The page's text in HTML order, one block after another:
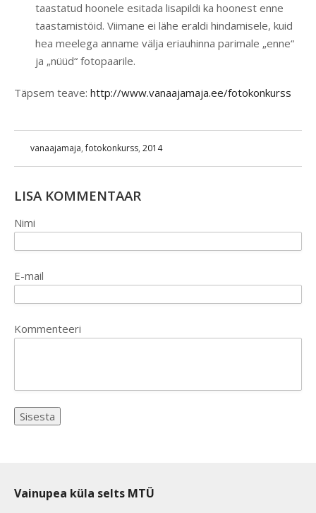
taastatud hoonele esitada lisapildi ka hoonest enne
taastamistöid. Viimane ei lähe eraldi hindamisele, kuid
hea meelega anname välja eriauhinna parimale „enne“
ja „nüüd“ fotopaarile.
Täpsem teave: http://www.vanaajamaja.ee/fotokonkurss
vanaajamaja,fotokonkurss, 2014
LISA KOMMENTAAR
Nimi
E-mail
Kommenteeri
Vainupea küla selts MTÜ